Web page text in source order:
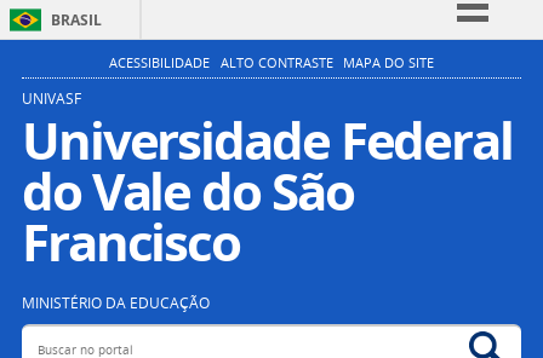
BRASIL
Simplifique!
Participe
Acesso à informação
Legislação
ACESSIBILIDADE ALTO CONTRASTE MAPA DO SITE
UNIVASF
Universidade Federal
do Vale do São
Francisco
MINISTÉRIO DA EDUCAÇÃO
Buscar no portal